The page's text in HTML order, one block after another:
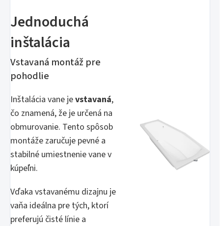
Jednoduchá
inštalácia
Vstavaná montáž pre
pohodlie
Inštalácia vane jevstavaná,
čo znamená, že je určená na
obmurovanie. Tento spôsob
montáže zaručuje pevné a
stabilné umiestnenie vane v
kúpeľni.
Vďaka vstavanému dizajnu je
vaňa ideálna pre tých, ktorí
preferujú čisté línie a